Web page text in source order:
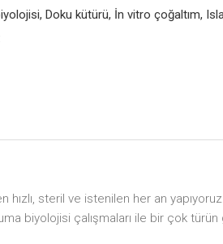
Doku kütürü, İn vitro çoğaltım,
steril ve istenilen her an
biyolojisi çalışmaları ile bir çok türün